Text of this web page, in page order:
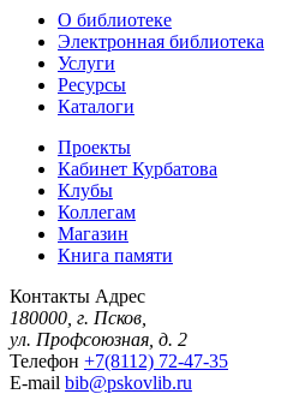
О библиотеке
Электронная библиотека
Услуги
Ресурсы
Каталоги
Проекты
Кабинет Курбатова
Клубы
Коллегам
Магазин
Книга памяти
Контакты Адрес
180000, г. Псков,
ул. Профсоюзная, д. 2
Телефон +7(8112) 72-47-35
E-mail bib@pskovlib.ru